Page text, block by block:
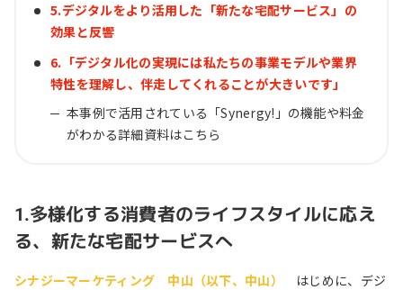
5.デジタルをより活用した「新たな宅配サービス」の
効果と反響
6.「デジタル化の実現には私たちの事業モデルや業界
特性を理解し、伴走してくれることが大きいです」
本事例で活用されている「Synergy!」の機能や料金
がわかる詳細資料はこちら
1.多様化する消費者のライフスタイルに応え
る、新たな宅配サービスへ
シナジーマーケティング 中山（以下、中山）
はじめに、デジ